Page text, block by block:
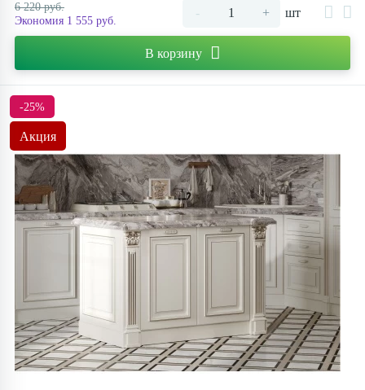
6 220 руб.
Экономия 1 555 руб.
- + шт
В корзину
-25%
Акция